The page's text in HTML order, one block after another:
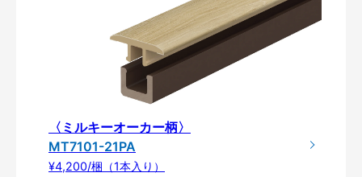
〈ミルキーオーカー柄〉
MT7101-21PA
¥4,200/梱（1本入り）